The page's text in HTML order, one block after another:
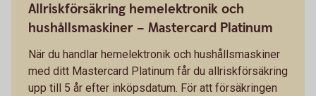
Allriskförsäkring hemelektronik och
hushållsmaskiner – Mastercard Platinum
När du handlar hemelektronik och hushållsmaskiner
med ditt Mastercard Platinum får du allriskförsäkring
upp till 5 år efter inköpsdatum. För att försäkringen